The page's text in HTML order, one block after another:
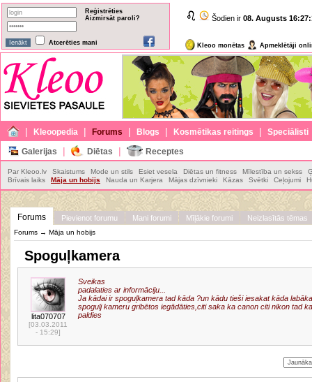
Reģistrēties
Aizmirsāt paroli?
Atcerēties mani
Šodien ir 08. Augusts
Kleoo monētas Apmeklētāji
| Kleoopedia | Forums | Blogs | Kosmētikas reitings | Speciālisti
Galerijas | Diētas | Receptes
Par Kleoo.lv Skaistums Mode un stils Esiet vesela Diētas un fitness Mīlestība un sekss
Brīvais laiks
Māja un hobijs Nauda un Karjera Mājas dzīvnieki Kāzas Svētki Ceļojumi
Forums Pievienot forumu Mani forumi Mīļākie forumi Neizlasītās tēmas
Forums → Māja un hobijs
Spoguļkamera
lita070707
[03.03.2011
- 15:29]
Sveikas
padalaties ar informāciju...
Ja kādai ir spoguļkamera tad kāda ?un kādu tieši iesakat kāda
spogulj kameru gribētos iegādāties,citi saka ka canon citi nikon tad
paldies